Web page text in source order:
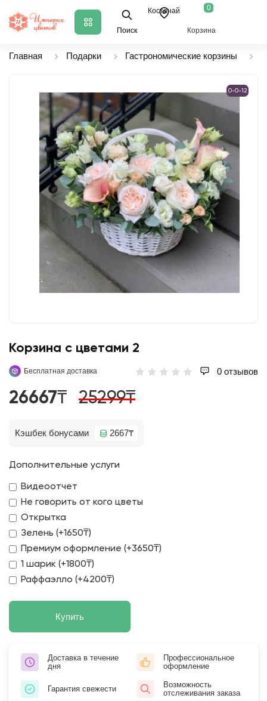
Поиск
Костанай 0
Корзина
Главная Подарки Гастрономические корзины
0-0-12
Корзина с цветами 2
Бесплатная доставка 0 отзывов
26667₸ 25299₸
Кэшбек бонусами 2667₸
Дополнительные услуги
Видеоотчет
Не говорить от кого цветы
Открытка
Зелень (+1650₸)
Премиум оформление (+3650₸)
1 шарик (+1800₸)
Раффаэлло (+4200₸)
Купить
Доставка в течение
дня
Профессиональное
оформление
Гарантия свежести
Возможность
отслеживания заказа